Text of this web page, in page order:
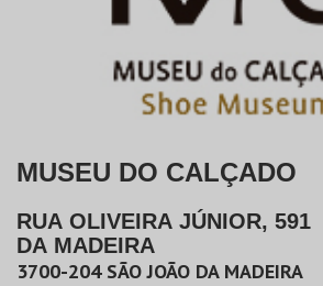
MUSEU DO CALÇADO
RUA OLIVEIRA JÚNIOR, 591
DA MADEIRA
3700-204 SÃO JOÃO DA MADEIRA